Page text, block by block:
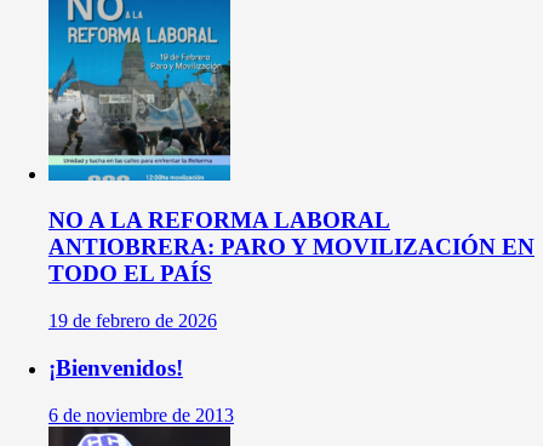
NO A LA REFORMA LABORAL
ANTIOBRERA: PARO Y MOVILIZACIÓN EN
TODO EL PAÍS
19 de febrero de 2026
¡Bienvenidos!
6 de noviembre de 2013